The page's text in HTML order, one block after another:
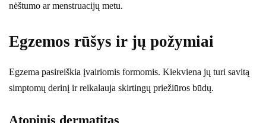
nėštumo ar menstruacijų metu.
Egzemos rūšys ir jų požymiai
Egzema pasireiškia įvairiomis formomis. Kiekviena jų turi savitą
simptomų derinį ir reikalauja skirtingų priežiūros būdų.
Atopinis dermatitas